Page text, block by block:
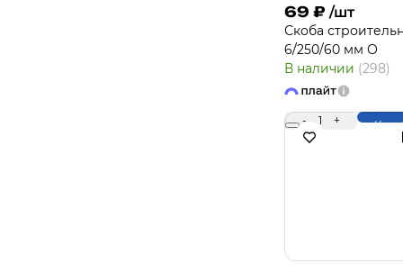
69 ₽ /шт
Скоба
6/250/60 мм О
В наличии (298)
- 1 +